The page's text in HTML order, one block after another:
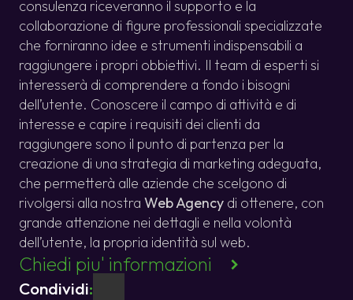
consulenza riceveranno il supporto e la
collaborazione di figure professionali specializzate
che forniranno idee e strumenti indispensabili a
raggiungere i propri obbiettivi. Il team di esperti si
interesserà di comprendere a fondo i bisogni
dell’utente. Conoscere il campo di attività e di
interesse e capire i requisiti dei clienti da
raggiungere sono il punto di partenza per la
creazione di una strategia di marketing adeguata,
che permetterà alle aziende che scelgono di
rivolgersi alla nostra Web Agency di ottenere, con
grande attenzione nei dettagli e nella volontà
dell’utente, la propria identità sul web.
Chiedi piu' informazioni
Condividi: